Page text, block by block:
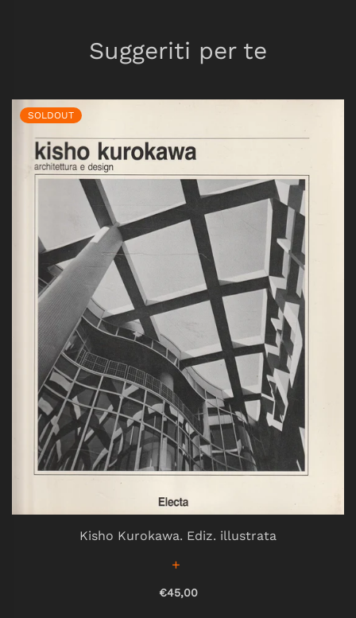
Suggeriti per te
SOLDOUT
Kisho Kurokawa. Ediz. illustrata
€45,00